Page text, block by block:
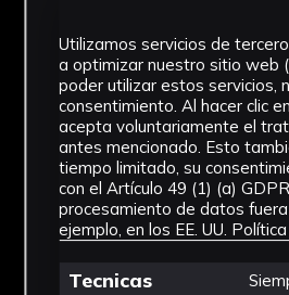
Utilizamos servicios de
a optimizar nuestro sitio web
poder utilizar estos servicios,
consentimiento. Al hacer clic
acepta voluntariamente el
antes mencionado. Esto
tiempo limitado, su
con el Artículo 49 (1) (a)
procesamiento de datos fuera
ejemplo, en los EE. UU.
Tecnicas